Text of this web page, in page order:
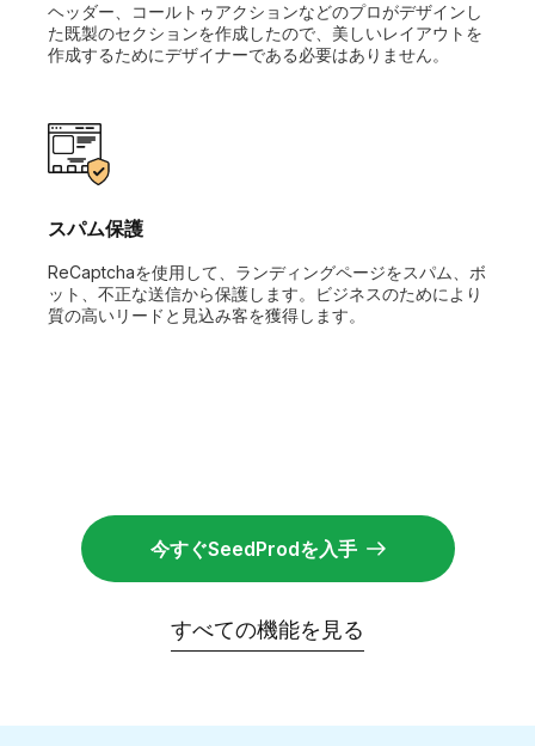
ヘッダー、コールトゥアクションなどのプロがデザインし
た既製のセクションを作成したので、美しいレイアウトを
作成するためにデザイナーである必要はありません。
スパム保護
ReCaptchaを使用して、ランディングページをスパム、ボ
ット、不正な送信から保護します。ビジネスのためにより
質の高いリードと見込み客を獲得します。
今すぐSeedProdを入手
すべての機能を見る